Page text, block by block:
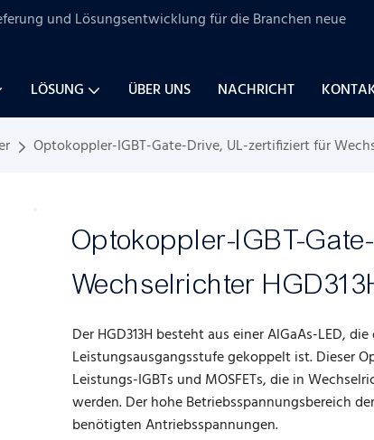
und Lösungsentwicklung fürdie Branchen neue
LÖSUNG ÜBER UNS NACHRICHT
Optokoppler-IGBT-Gate-Drive, UL-zertifiziert für
Optokoppler-IGBT-
Wechselrichter
Der HGD313H besteht aus einer AlGaAs-LED,
Leistungsausgangsstufe gekoppelt ist. Dieser
Leistungs-IGBTs und MOSFETs, die in
werden. Der hohe Betriebsspannungsbereich
benötigten Antriebsspannungen.